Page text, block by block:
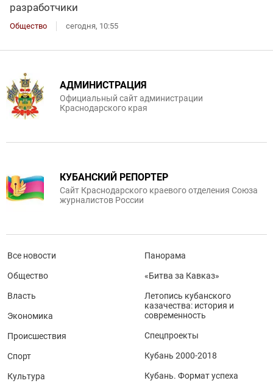
разработчики
Общество сегодня, 10:55
АДМИНИСТРАЦИЯ
Официальный сайт администрации
Краснодарского края
КУБАНСКИЙ РЕПОРТЕР
Сайт Краснодарского краевого отделения Союза
журналистов России
Все новости
Общество
Власть
Экономика
Происшествия
Спорт
Культура
Панорама
«Битва за Кавказ»
Летопись кубанского
казачества: история и
современность
Спецпроекты
Кубань 2000-2018
Кубань. Формат успеха